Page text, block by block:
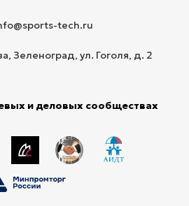
tech.ru
Зеленоград, ул. Гоголя, д. 2
и деловых сообществах